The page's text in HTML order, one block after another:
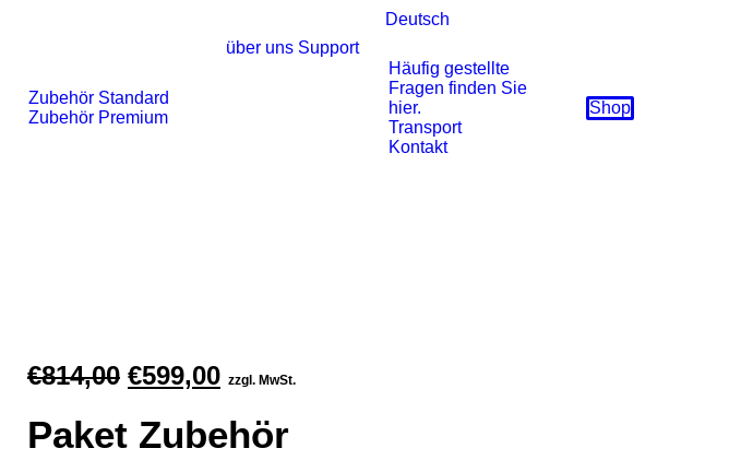
Deutsch
Zubehör Standard
Zubehör Premium
über uns Support
Häufig gestellte
Fragen finden Sie
hier.
Transport
Kontakt
Shop
€814,00 Ursprünglicher
war:
€599,00Aktueller
ist:
zzgl. MwSt.
Paket Zubehör